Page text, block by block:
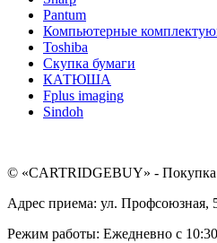
Pantum
Компьютерные
Toshiba
Скупка бумаги
КАТЮША
Fplus imaging
Sindoh
© «CARTRIDGEBUY» - Покупка
Адрес приема: ул. Профсоюзная,
Режим работы: Ежедневно с